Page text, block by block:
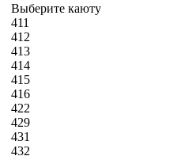
Выберите каюту
411
412
413
414
415
416
422
429
431
432